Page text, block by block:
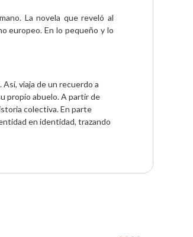
La novela que reveló al
europeo. En lo pequeño y lo
viaja de un recuerdo a
propio abuelo. A partir de
colectiva. En parte
en identidad, trazando